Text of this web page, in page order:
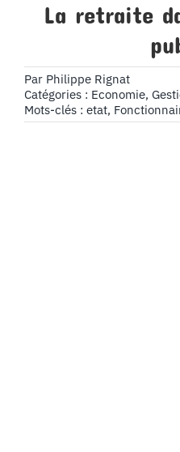
La retraite
Par Philippe Rignat
Catégories : Economie,
Mots-clés : etat,